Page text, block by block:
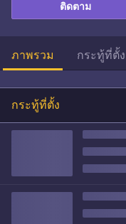
ติดตาม
ภาพรวม กระทู้ที่ตั้ง
กระทู้ที่ตั้ง